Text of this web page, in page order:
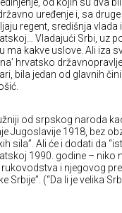
od kojih su dva
uređenje i, sa
regent, središnja vlada
Vladajući Srbi, uz
kakve uslove. Ali iza
hrvatsko
bila jedan od glavnih
od srpskog naroda
Jugoslavije 1918, bez
sila”. Ali će i dodati da
1990. godine – niko
i njegovog
(“Da li je velika